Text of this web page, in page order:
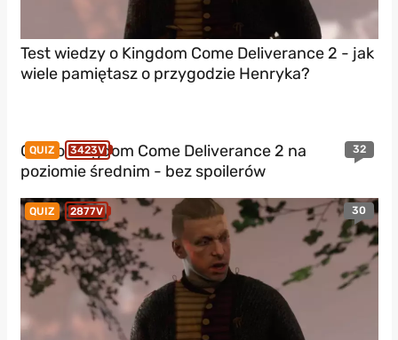
Test wiedzy o Kingdom Come Deliverance 2 - jak
wiele pamiętasz o przygodzie Henryka?
QUIZ 3423V 32
Quiz o Kingdom Come Deliverance 2 na
poziomie średnim - bez spoilerów
QUIZ 2877V 30